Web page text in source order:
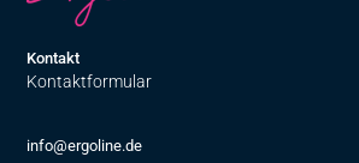
Kontakt
Kontaktformular
info@ergoline.de